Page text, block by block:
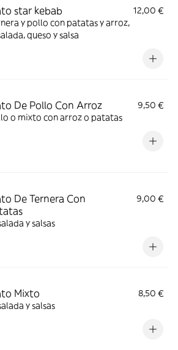
star kebab
12,00 €
y pollo con patatas y arroz,
queso y salsa
De Pollo Con Arroz
9,50 €
o mixto con arroz o patatas
De Ternera Con
9,00 €
y salsas
Mixto
8,50 €
y salsas